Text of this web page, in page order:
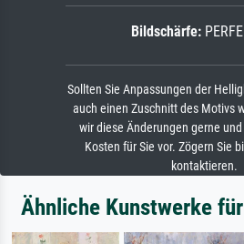
Bildschärfe:
Sollten Sie Anpassungen der
auch einen Zuschnitt des Motivs
wir diese Änderungen gerne
Kosten für Sie vor. Zögern Sie
kontaktieren.
Ähnliche Kunstwerke